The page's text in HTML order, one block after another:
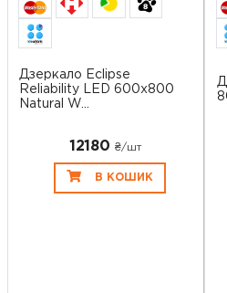
Дзеркало Eclipse
Reliability LED 600x800
Natural W...
12180 ₴/шт
В КОШИК